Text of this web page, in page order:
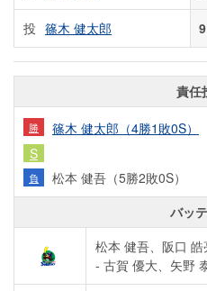
投 篠木 健太郎 9
責任
勝
篠木 健太郎（4勝1敗0S）
S
負
松本 健吾（5勝2敗0S）
バッ
松本 健吾、阪口 皓
- 古賀 優大、矢野